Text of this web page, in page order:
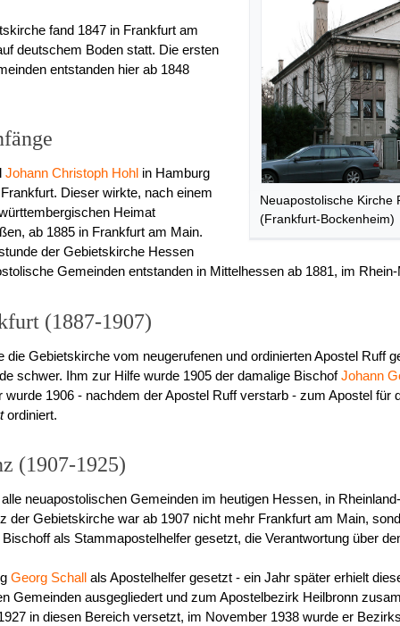
Neuapostolische Kirche
(Frankfurt-Bockenheim)
fand 1847 in Frankfurt am
deutschem Boden statt. Die ersten
entstanden hier ab 1848
Johann Christoph Hohl in Hamburg
Dieser wirkte, nach einem
Heimat
ab 1885 in Frankfurt am Main.
der Gebietskirche Hessen
Gemeinden entstanden in Mittelhessen ab 1881, im
(1887-1907)
die Gebietskirche vom neugerufenen und ordinierten Apostel Ruff
schwer. Ihm zur Hilfe wurde 1905 der damalige BischofJohann
wurde 1906 - nachdem der Apostel Ruff verstarb - zum Apostel für
ordiniert.
(1907-1925)
neuapostolischen Gemeinden im heutigen Hessen, in
der Gebietskirche war ab 1907 nicht mehr Frankfurt am Main,
als Stammapostelhelfer gesetzt, die Verantwortung über
Georg Schall als Apostelhelfer gesetzt - ein Jahr später erhielt
Gemeinden ausgegliedert und zum Apostelbezirk Heilbronn
in diesen Bereich versetzt, im November 1938 wurde er